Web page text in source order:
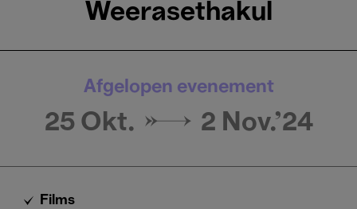
Weerasethakul
Afgelopen evenement
25 Okt. → 2 Nov.'24
Films